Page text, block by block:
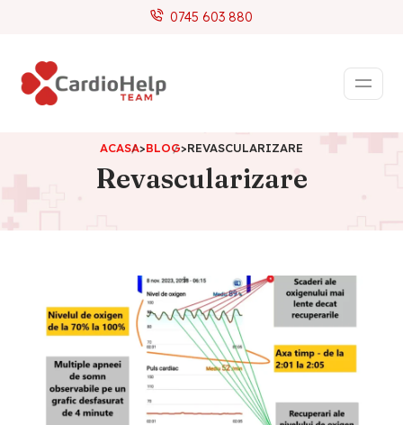
0745 603 880
ACASA>BLOG>REVASCULARIZARE
Revascularizare